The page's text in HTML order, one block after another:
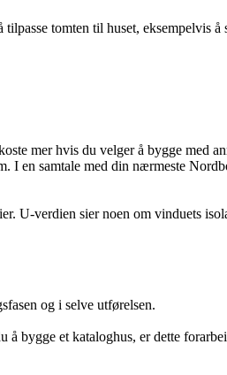
tomten til huset, eksempelvis
mer hvis du velger å bygge med
en samtale med din nærmeste
U-verdien sier noen om vinduets
og i selve utførelsen.
bygge et kataloghus, er dette